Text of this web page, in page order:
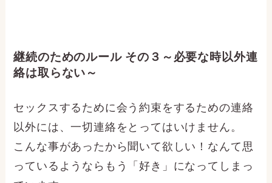
継続のためのルール その３～必要な時以外連
絡は取らない～
セックスするために会う約束をするための連絡
以外には、一切連絡をとってはいけません。
こんな事があったから聞いて欲しい！なんて思
っているようならもう「好き」になってしまっ